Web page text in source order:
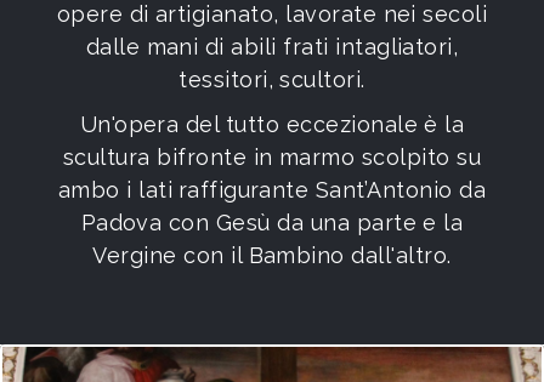
opere di artigianato, lavorate nei secoli
dalle mani di abili frati intagliatori,
tessitori, scultori.
Un'opera del tutto eccezionale è la
scultura bifronte in marmo scolpito su
ambo i lati raffigurante Sant’Antonio da
Padova con Gesù da una parte e la
Vergine con il Bambino dall'altro.